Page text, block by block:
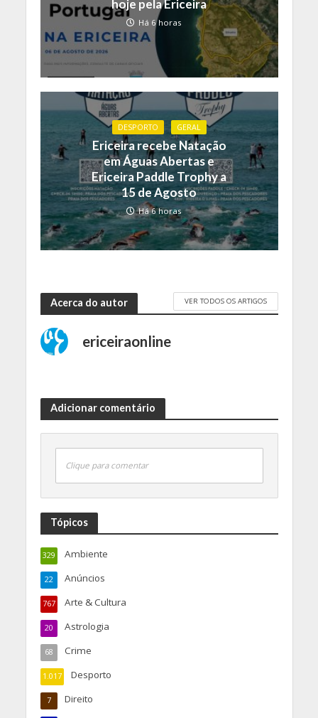
hoje pela Ericeira
Há 6 horas
DESPORTO GERAL
Ericeira recebe Natação
em Águas Abertas e
Ericeira Paddle Trophy a
15 de Agosto
Há 6 horas
Acerca do autor VER TODOS OS ARTIGOS
ericeiraonline
Adicionar comentário
Clique para comentar
Tópicos
Ambiente
329
Anúncios
22
Arte & Cultura
767
Astrologia
20
Crime
68
Desporto
1.017
Direito
7